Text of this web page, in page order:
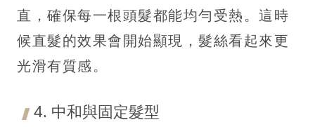
直，確保每一根頭髮都能均勻受熱。這時
候直髮的效果會開始顯現，髮絲看起來更
光滑有質感。
4. 中和與固定髮型